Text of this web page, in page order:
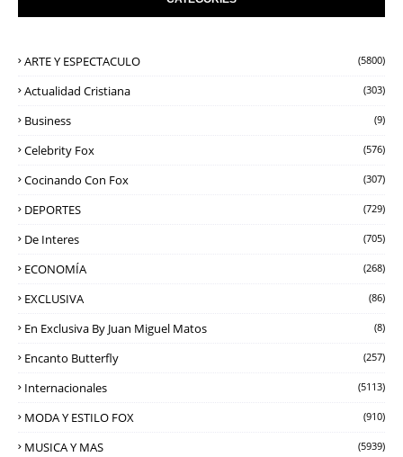
ARTE Y ESPECTACULO (5800)
Actualidad Cristiana (303)
Business (9)
Celebrity Fox (576)
Cocinando Con Fox (307)
DEPORTES (729)
De Interes (705)
ECONOMÍA (268)
EXCLUSIVA (86)
En Exclusiva By Juan Miguel Matos (8)
Encanto Butterfly (257)
Internacionales (5113)
MODA Y ESTILO FOX (910)
MUSICA Y MAS (5939)